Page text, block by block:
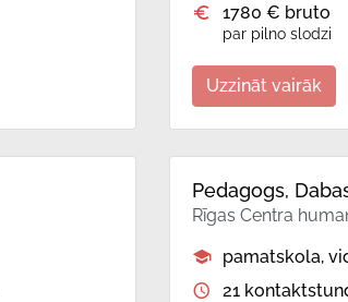
1780 € bruto
par pilno slodzi
Uzzināt vairāk
Pedagogs,
Rīgas Centra
pamatskola,
21